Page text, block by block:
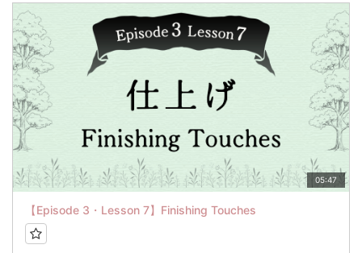
05:47
【Episode 3・Lesson 7】Finishing Touches